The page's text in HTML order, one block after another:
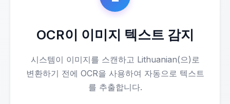
OCR이 이미지 텍스트 감지
시스템이 이미지를 스캔하고 Lithuanian(으)로
변환하기 전에 OCR을 사용하여 자동으로 텍스트
를 추출합니다.